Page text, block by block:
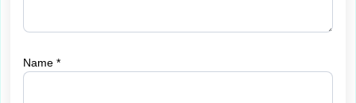
Name *